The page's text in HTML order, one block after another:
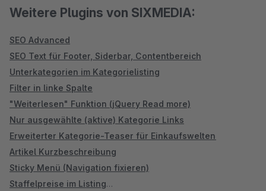
Weitere Plugins von SIXMEDIA:
SEO Advanced
SEO Text für Footer, Siderbar, Contentbereich
Unterkategorien im Kategorielisting
Filter in linke Spalte
"Weiterlesen" Funktion (jQuery Read more)
Nur ausgewählte (aktive) Kategorie Links
Erweiterter Kategorie-Teaser für Einkaufswelten
Artikel Kurzbeschreibung
Sticky Menü (Navigation fixieren)
Staffelpreise im Listing